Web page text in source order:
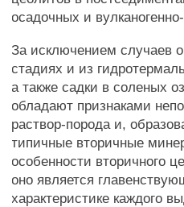
осадочных и
За исключением случаев
стадиях и из
а также садки в соленых
обладают признаками
раствор-порода и,
типичные вторичные
особенности вторичного
оно является
характеристике каждого